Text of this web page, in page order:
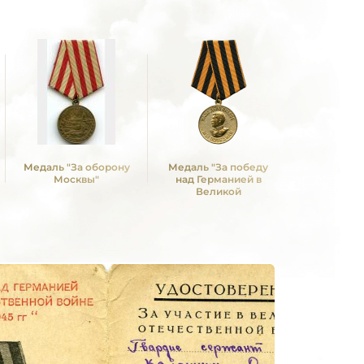
Медаль "За оборону
Москвы"
Медаль "За победу
над Германией в
Великой